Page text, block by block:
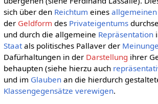
sich über den Reichtum eines allgemeinen
der Geldform des Privateigentums
und durch die allgemeine Repräsentation
Staatals politisches Pallaver der
Dafürhaltungen in der Darstellung ihrer
behaupten (siehe hierzu auch
und im Glaubenan die hierdurch
Klassengegensätze verewigen.